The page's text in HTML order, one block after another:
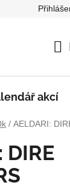
akcí
/ AELDARI:
DIRE